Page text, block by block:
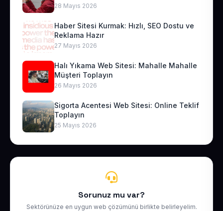
28 Mayıs 2026
Haber Sitesi Kurmak: Hızlı, SEO Dostu ve
Reklama Hazır
27 Mayıs 2026
Halı Yıkama Web Sitesi: Mahalle Mahalle
Müşteri Toplayın
26 Mayıs 2026
Sigorta Acentesi Web Sitesi: Online Teklif
Toplayın
25 Mayıs 2026
Sorunuz mu var?
Sektörünüze en uygun web çözümünü birlikte belirleyelim.